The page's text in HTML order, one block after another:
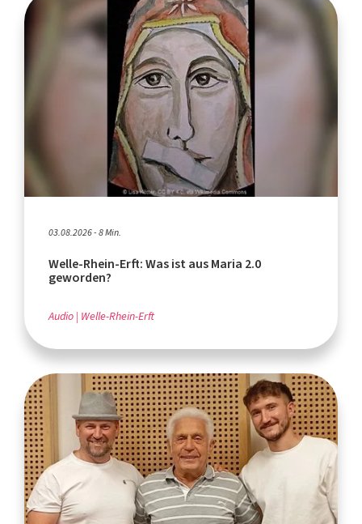
03.08.2026 - 8 Min.
Welle-Rhein-Erft: Was ist aus Maria 2.0
geworden?
Audio Welle-Rhein-Erft